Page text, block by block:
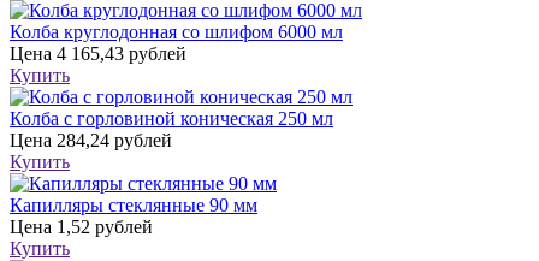
Колба круглодонная со шлифом 6000 мл
Цена 4 165,43 рублей
Купить
Колба с горловиной коническая 250 мл
Цена 284,24 рублей
Купить
Капилляры стеклянные 90 мм
Цена 1,52 рублей
Купить